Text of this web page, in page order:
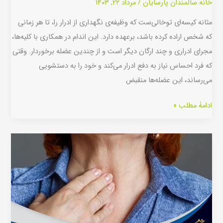
خانه سالمندان پارسایان/مرداد ۲۲, ۱۴۰۳
مثانه کیسه‌ای توخالی‌ست که وظیفه‌ی نگهداری از ادرار را، تا هر زمانی
که شخص اراده کرده باشد، برعهده دارد. این اندام در همکاری با کلیه‌ها،
مجرای ادراری و چند ارگان دیگر است و از چندین عضله برخوردار. وقتی
که فرد احساس نیاز به دفع ادرار می‌کند و خود را به دستشویی
می‌رساند، این عضله‌ها منقبض
ادامۀ مطلب »
سالمندان